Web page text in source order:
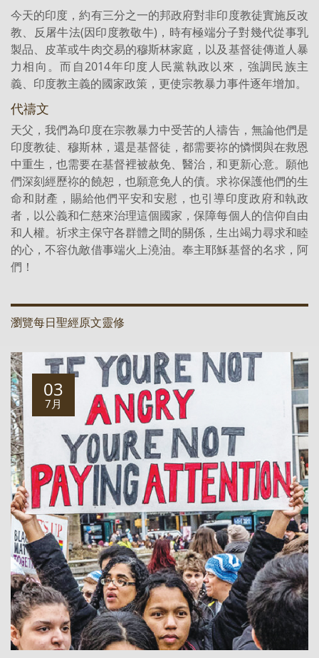
今天的印度，約有三分之一的邦政府對非印度教徒實施反改
教、反屠牛法(因印度教敬牛)，時有極端分子對幾代從事乳
製品、皮革或牛肉交易的穆斯林家庭，以及基督徒傳道人暴
力相向。而自2014年印度人民黨執政以來，強調民族主
義、印度教主義的國家政策，更使宗教暴力事件逐年增加。
代禱文
天父，我們為印度在宗教暴力中受苦的人禱告，無論他們是
印度教徒、穆斯林，還是基督徒，都需要祢的憐憫與在救恩
中重生，也需要在基督裡被赦免、醫治，和更新心意。願他
們深刻經歷祢的饒恕，也願意免人的債。求祢保護他們的生
命和財產，賜給他們平安和安慰，也引導印度政府和執政
者，以公義和仁慈來治理這個國家，保障每個人的信仰自由
和人權。祈求主保守各群體之間的關係，生出竭力尋求和睦
的心，不容仇敵借事端火上澆油。奉主耶穌基督的名求，阿
們！
瀏覽每日聖經原文靈修
03
7月